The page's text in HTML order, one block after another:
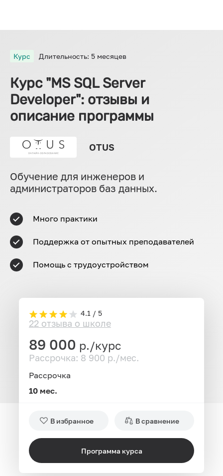
Курс Длительность: 5 месяцев
Курс "MS SQL Server
Developer": отзывы и
описание программы
OTUS
Обучение для инженеров и
администраторов баз данных.
Много практики
Поддержка от опытных преподавателей
Помощь с трудоустройством
4.1 / 5
22 отзыва о школе
89 000 р./курс
Рассрочка: 8 900 р./мес.
Рассрочка
10 мес.
В избранное В сравнение
Программа курса